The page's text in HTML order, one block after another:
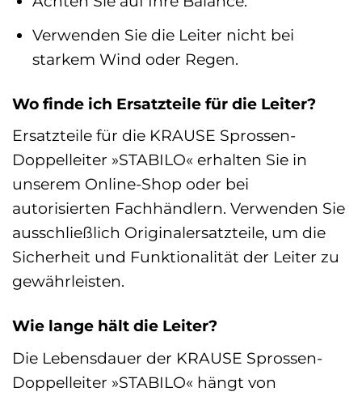
Verwenden Sie die Leiter nicht bei
starkem Wind oder Regen.
Wo finde ich Ersatzteile für die Leiter?
Ersatzteile für die KRAUSE Sprossen-
Doppelleiter »STABILO« erhalten Sie in
unserem Online-Shop oder bei
autorisierten Fachhändlern. Verwenden Sie
ausschließlich Originalersatzteile, um die
Sicherheit und Funktionalität der Leiter zu
gewährleisten.
Wie lange hält die Leiter?
Die Lebensdauer der KRAUSE Sprossen-
Doppelleiter »STABILO« hängt von